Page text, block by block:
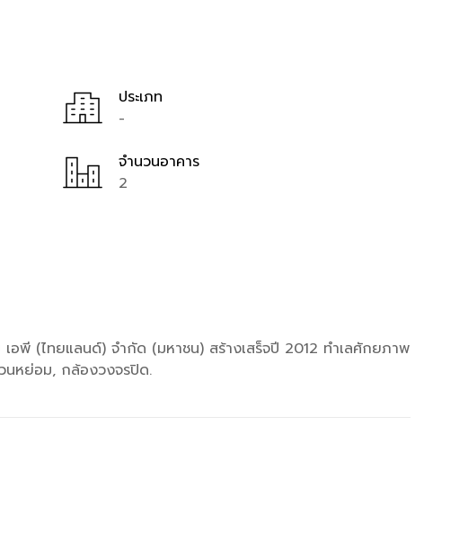
ประเภท
-
จำนวนอาคาร
2
พี (ไทยแลนด์) จำกัด (มหาชน) สร้างเสร็จปี 2012 ทำเลศักยภาพ
นหย่อม, กล้องวงจรปิด.